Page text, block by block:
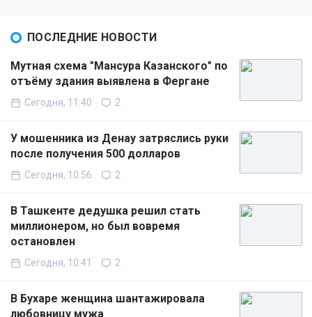
ПОСЛЕДНИЕ НОВОСТИ
Мутная схема "Мансура Казанского" по
отъёму здания выявлена в Фергане
Сегодня, 11:40 2
У мошенника из Денау затряслись руки
после получения 500 долларов
Сегодня, 10:56 2
В Ташкенте дедушка решил стать
миллионером, но был вовремя
остановлен
Сегодня, 10:41 2
В Бухаре женщина шантажировала
любовницу мужа